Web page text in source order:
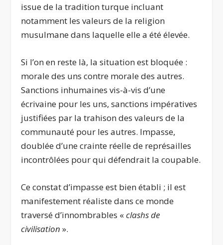
issue de la tradition turque incluant
notamment les valeurs de la religion
musulmane dans laquelle elle a été élevée.
Si l’on en reste là, la situation est bloquée :
morale des uns contre morale des autres.
Sanctions inhumaines vis-à-vis d’une
écrivaine pour les uns, sanctions impératives
justifiées par la trahison des valeurs de la
communauté pour les autres. Impasse,
doublée d’une crainte réelle de représailles
incontrôlées pour qui défendrait la coupable.
Ce constat d’impasse est bien établi ; il est
manifestement réaliste dans ce monde
traversé d’innombrables «clashs de
civilisation».